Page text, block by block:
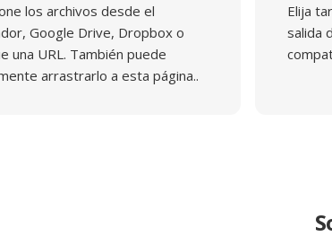
los archivos desde el
Google Drive, Dropbox o
una URL. También puede
arrastrarlo a esta página..
Elija
salida